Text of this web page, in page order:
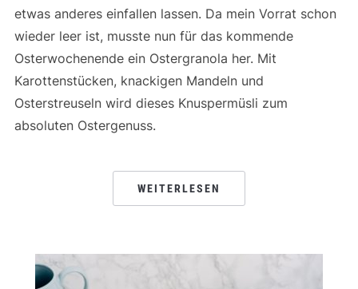
etwas anderes einfallen lassen. Da mein Vorrat schon
wieder leer ist, musste nun für das kommende
Osterwochenende ein Ostergranola her. Mit
Karottenstücken, knackigen Mandeln und
Osterstreuseln wird dieses Knuspermüsli zum
absoluten Ostergenuss.
WEITERLESEN